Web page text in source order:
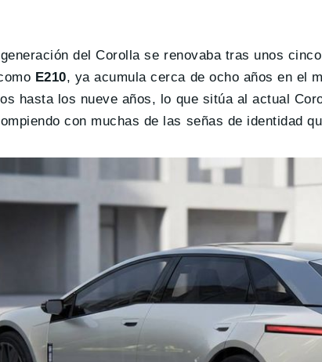
del Corolla se renovaba tras unos
E210, ya acumula cerca de ocho años en el
hasta los nueve años, lo que sitúa al actual
con muchas de las señas de identidad